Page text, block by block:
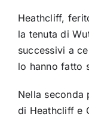
Heathcliff,
la tenuta di
successivi a
lo hanno fatto
Nella
di Heathcliff e